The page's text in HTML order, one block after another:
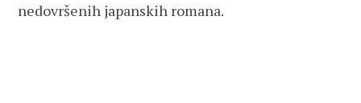
nedovršenih japanskih romana.